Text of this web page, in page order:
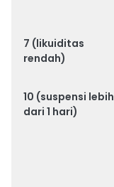
7 (likuiditas
rendah)
10 (suspensi lebih
dari 1 hari)